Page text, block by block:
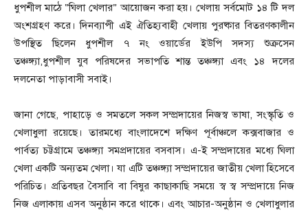
ধুপশীল মাঠে “ঘিলা খেলার” আয়োজন করা হয়। খেলায় সর্বমোট ১৪ টি দল
অংশগ্রহণ করে। দিনব্যাপী এই ঐতিহ্যবাহী খেলায় পুরষ্কার বিতরণকালীন
উপস্থিত ছিলেন ধুপশীল ৭ নং ওয়ার্ডের ইউপি সদস্য শুক্রসেন
তঞ্চঙ্গ্যা,ধুপশীল যুব পরিষদের সভাপতি শান্ত তঞ্চঙ্গ্যা এবং ১৪ দলের
দলনেতা পাড়াবাসী সবাই।
জানা গেছে, পাহাড়ে ও সমতলে সকল সম্প্রদায়ের নিজস্ব ভাষা, সংস্কৃতি ও
খেলাধুলা রয়েছে। তারমধ্যে বাংলাদেশে দক্ষিণ পূর্বাঞ্চলে কক্সবাজার ও
পার্বত্য চট্টগ্রামে তঞ্চঙ্গ্যা সমপ্রদায়ের বসবাস। এ-ই সম্প্রদায়ের মধ্যে ঘিলা
খেলা একটি অন্যতম খেলা। যা এটি তঞ্চঙ্গ্যা সম্প্রদায়ের জাতীয় খেলা হিসেবে
পরিচিত। প্রতিবছর বৈসাবি বা বিষুর কাছাকাছি সময়ে স্ব স্ব সম্প্রদায়ে নিজ
নিজ এলাকায় এসব অনুষ্ঠান করে থাকে। এবং আচার-অনুষ্ঠান ও খেলাধুলার